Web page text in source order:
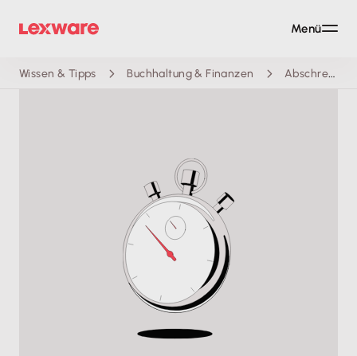
Wissen & Tipps Buchhaltung & Finanzen Abschreibungstabelle
Menü